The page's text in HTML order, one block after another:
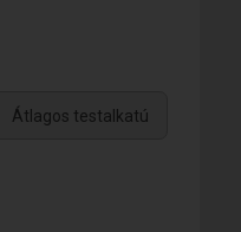
Átlagos testalkatú